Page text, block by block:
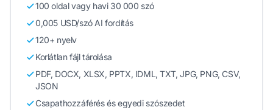
100 oldal vagy havi 30 000 szó
0,005 USD/szó AI fordítás
120+ nyelv
Korlátlan fájl tárolása
PDF, DOCX, XLSX, PPTX, IDML, TXT, JPG, PNG, CSV,
JSON
Csapathozzáférés és egyedi szószedet